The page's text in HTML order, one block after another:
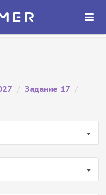
ОТКРЫТЬ
/ Задание 17 /